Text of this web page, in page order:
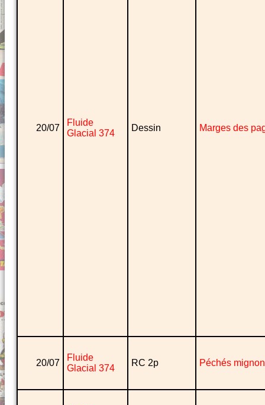
20/07
Fluide
Glacial 374
Dessin Marges des
20/07
Fluide
Glacial 374
RC 2p Péchés